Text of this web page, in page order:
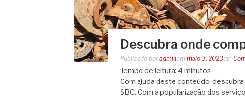
Descubra onde
Publicado por adminem maio 3, 2023em
Tempo de leitura: 4 minutos
Com ajuda deste conteúdo,
SBC. Com a popularização dos